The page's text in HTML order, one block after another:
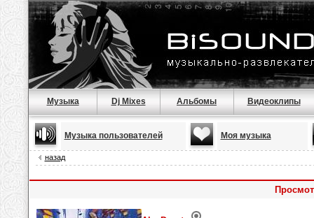
Музыка Dj Mixes Альбомы Видеоклипы
Музыка пользователей Моя музыка
назад